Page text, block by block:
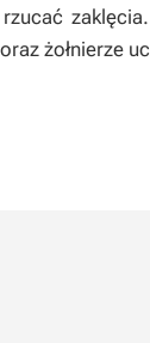
żołnierze